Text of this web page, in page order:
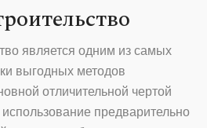
является одним из самых
выгодных методов
отличительной чертой
предварительно